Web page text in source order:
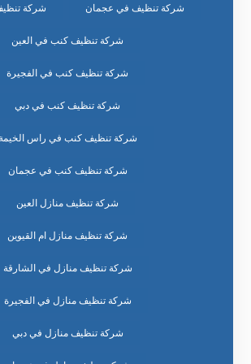
شركة تنظيف في عجمان شركة
شركة تنظيف كنب في العين
شركة تنظيف كنب في الفجيرة
شركة تنظيف كنب في دبي
شركة تنظيف كنب في راس الخيمة
شركة تنظيف كنب في عجمان
شركة تنظيف منازل العين
شركة تنظيف منازل ام القيوين
شركة تنظيف منازل في الشارقة
شركة تنظيف منازل في الفجيرة
شركة تنظيف منازل في دبي